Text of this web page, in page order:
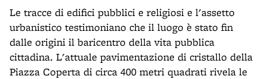
Le tracce di edifici pubblici e religiosi e l'assetto
urbanistico testimoniano che il luogo è stato fin
dalle origini il baricentro della vita pubblica
cittadina. L'attuale pavimentazione di cristallo della
Piazza Coperta di circa 400 metri quadrati rivela le